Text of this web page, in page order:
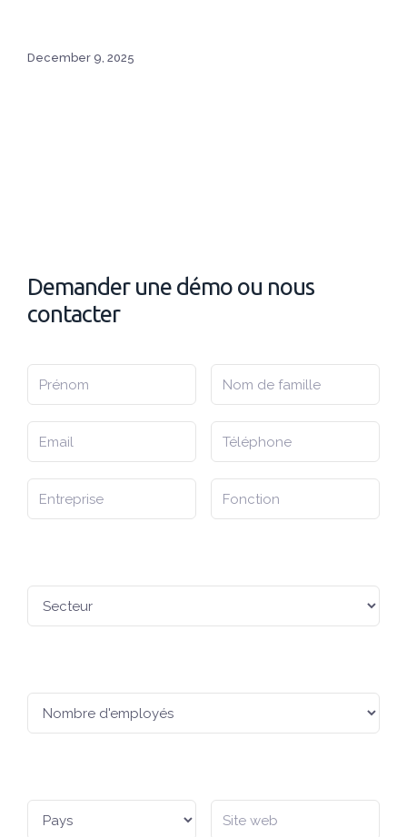
December 9, 2025
Demander une démo ou nous
contacter